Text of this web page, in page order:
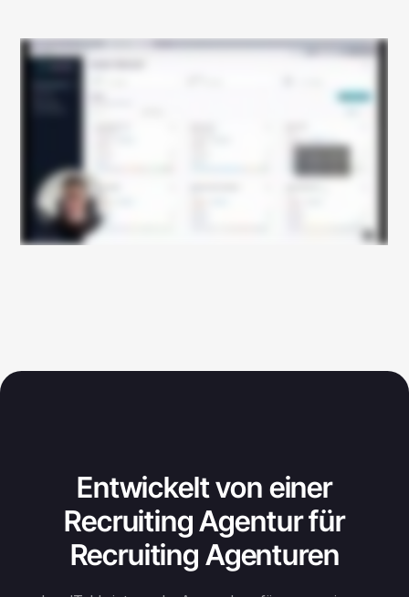
Entwickelt von einer
Recruiting Agentur für
Recruiting Agenturen